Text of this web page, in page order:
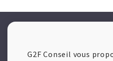
G2F Conseil vous